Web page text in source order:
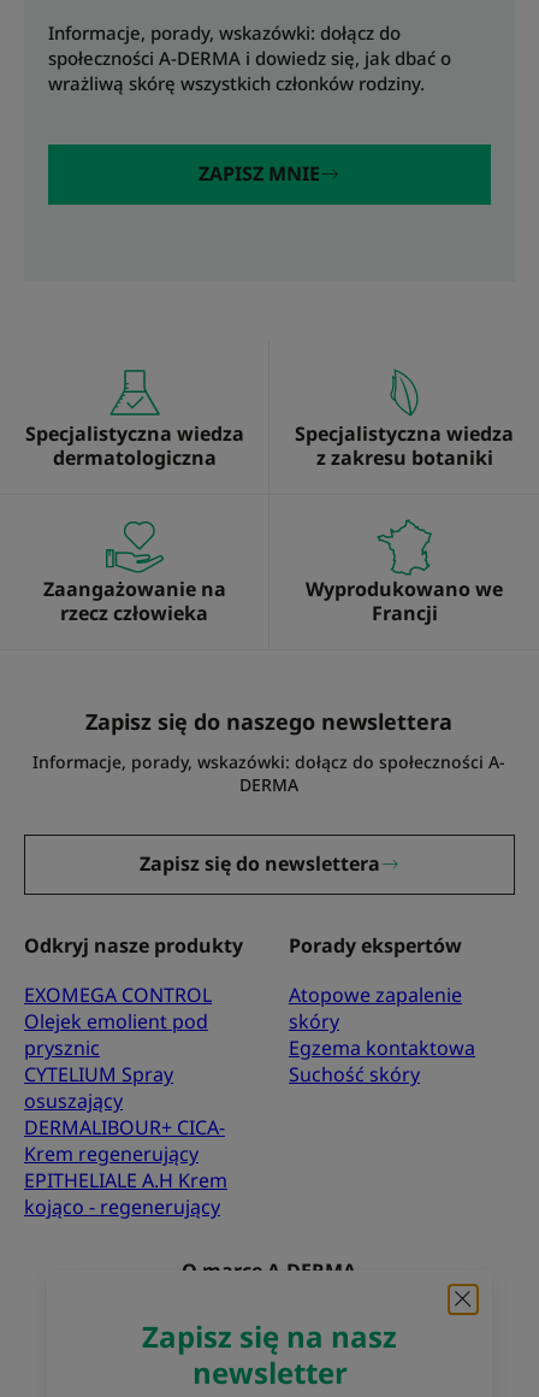
Informacje, porady, wskazówki: dołącz do
społeczności A-DERMA i dowiedz się, jak dbać o
wrażliwą skórę wszystkich członków rodziny.
ZAPISZ MNIE
Zapisz się na nasz
newsletter
Specjalistyczna wiedza
dermatologiczna
Specjalistyczna wiedza
z zakresu botaniki
Zaangażowanie na
rzecz człowieka
Wyprodukowano we
Francji
Zapisz się do naszego newslettera
Informacje, porady, wskazówki: dołącz do społeczności A-
DERMA
Zapisz się do newslettera
Odkryj nasze produkty
EXOMEGA CONTROL
Olejek emolient pod
prysznic
CYTELIUM Spray
osuszający
DERMALIBOUR+ CICA-
Krem regenerujący
EPITHELIALE A.H Krem
kojąco - regenerujący
Porady ekspertów
Atopowe zapalenie
skóry
Egzema kontaktowa
Suchość skóry
O marce A-DERMA
Najczęściej zadawane pytania